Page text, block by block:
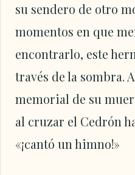
su sendero de otro
momentos en que
encontrarlo, este
través de la sombra.
memorial de su
al cruzar el Cedrón
«¡cantó un himno!»